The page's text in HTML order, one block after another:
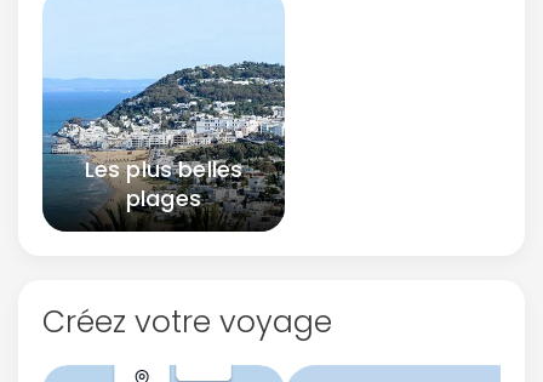
Les plus belles
plages
Créez votre voyage